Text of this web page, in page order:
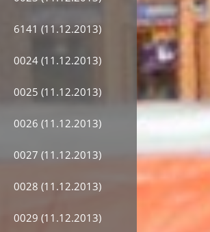
6141 (11.12.2013)
0024 (11.12.2013)
0025 (11.12.2013)
0026 (11.12.2013)
0027 (11.12.2013)
0028 (11.12.2013)
0029 (11.12.2013)